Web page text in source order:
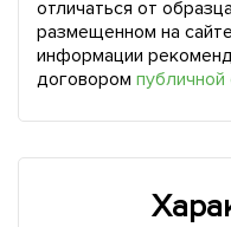
отличаться от
размещенном на
информации
договором